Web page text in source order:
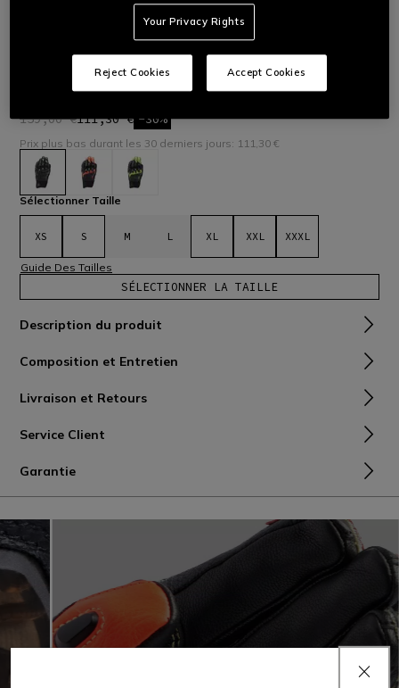
X-RIDE 2 ERGO-TEK GLOVES
Nouvelle évolution des gants de moto sportifs haut de
gamme. Légèreté et confort garantis dans ces gants réalisés
avec une combinaison de cuir et de tissu, dotés des
protections Ergo-Tek sur les articulations et de la technologie
159,00 €111,30 € -30%
Prix plus bas durant les 30 derniers jours: 111,30 €
sélectionné
Sélectionner Taille
XS S M L XL XXL XXXL
Guide Des Tailles
SÉLECTIONNER LA TAILLE
Description du produit
Composition et Entretien
Livraison et Retours
Service Client
Garantie
Your Privacy Rights
Reject Cookies Accept Cookies